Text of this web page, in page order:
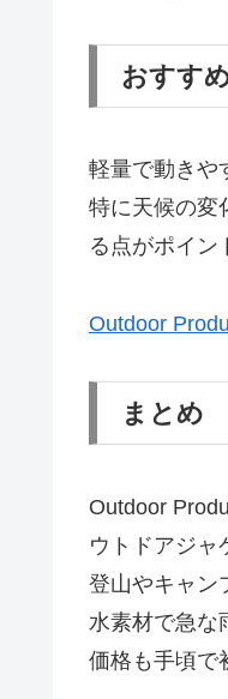
おすす
軽量で動きや
特に天候の変
る点がポイン
Outdoor
まとめ
Outdoor
ウトドアジャ
登山やキャン
水素材で急な
価格も手頃で